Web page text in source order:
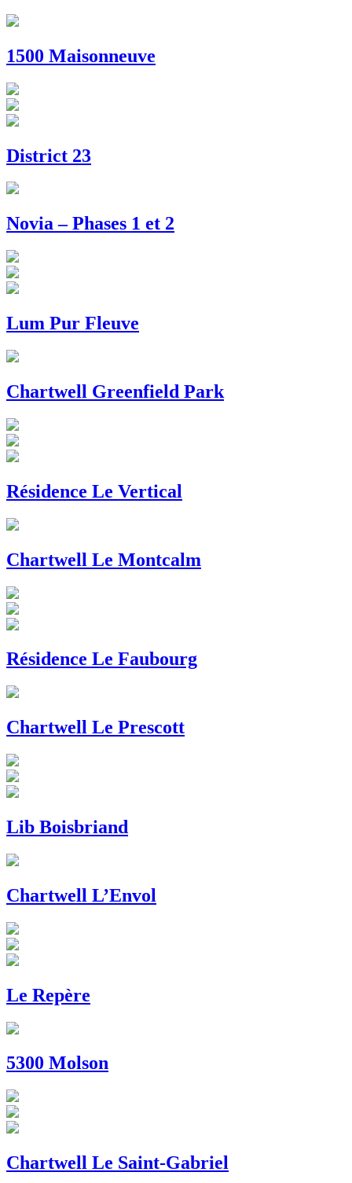
1500 Maisonneuve
District 23
Novia – Phases 1 et 2
Lum Pur Fleuve
Chartwell Greenfield Park
Résidence Le Vertical
Chartwell Le Montcalm
Résidence Le Faubourg
Chartwell Le Prescott
Lib Boisbriand
Chartwell L’Envol
Le Repère
5300 Molson
Chartwell Le Saint-Gabriel